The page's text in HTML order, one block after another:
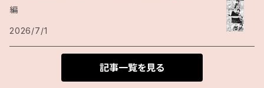
編
2026/7/1
記事一覧を見る